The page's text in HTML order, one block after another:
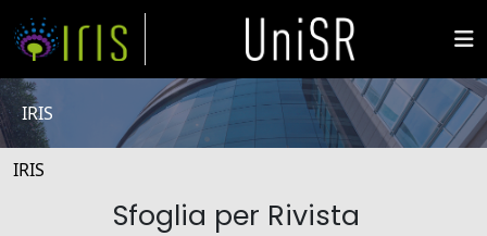
IRIS
IRIS
Sfoglia per Rivista